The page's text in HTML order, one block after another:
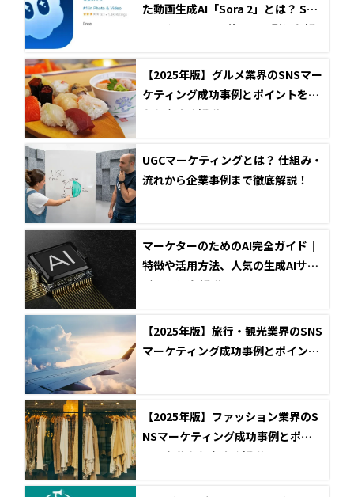
た動画生成AI「Sora 2」とは？ SN
S・インフルエンサーへの影響も解
【2025年版】グルメ業界のSNSマー
ケティング成功事例とポイントを分
かりやすく解説
UGCマーケティングとは？ 仕組み・
流れから企業事例まで徹底解説！
マーケターのためのAI完全ガイド｜
特徴や活用方法、人気の生成AIサー
ビス12選を解説！
【2025年版】旅行・観光業界のSNS
マーケティング成功事例とポイント
を分かりやすく解説
【2025年版】ファッション業界のS
NSマーケティング成功事例とポイ
ントを分かりやすく解説